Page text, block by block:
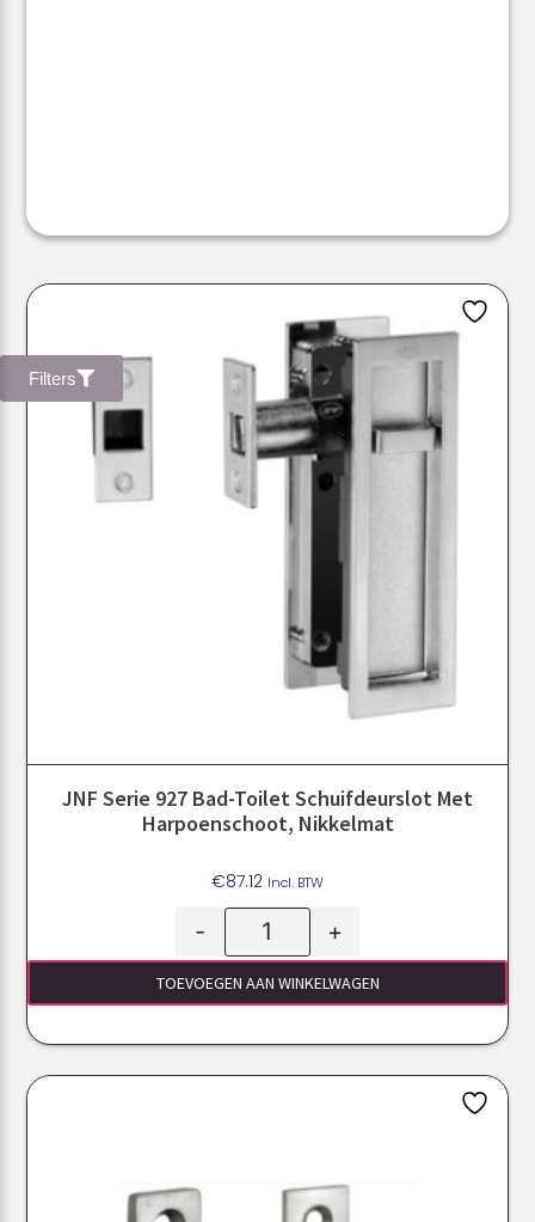
Filters
JNF Serie 927 Bad-Toilet Schuifdeurslot Met
Harpoenschoot, Nikkelmat
€87.12 Incl. BTW
- +
TOEVOEGEN AAN WINKELWAGEN